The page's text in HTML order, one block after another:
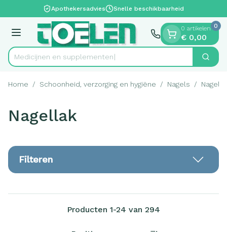
Ga naar de inhoudApothekersadvies Snelle beschikbaarheid
Menu
Product, merk, categorie...
Medicijne Zoek
0 artikelen
€ 0,00
0
Home / Schoonheid, verzorging en hygiëne / Nagels /
Nagellak
Filteren
Producten 1-24 van 294